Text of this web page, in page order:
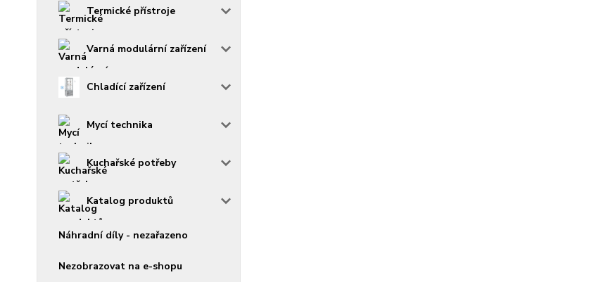
Termické přístroje
Varná modulární zařízení
Chladící zařízení
Mycí technika
Kuchařské potřeby
Katalog produktů
Náhradní díly - nezařazeno
Nezobrazovat na e-shopu